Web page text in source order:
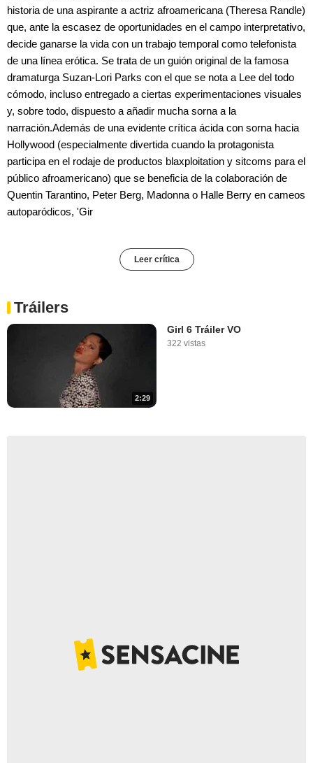
historia de una aspirante a actriz afroamericana (Theresa Randle)
que, ante la escasez de oportunidades en el campo interpretativo,
decide ganarse la vida con un trabajo temporal como telefonista
de una línea erótica. Se trata de un guión original de la famosa
dramaturga Suzan-Lori Parks con el que se nota a Lee del todo
cómodo, incluso entregado a ciertas experimentaciones visuales
y, sobre todo, dispuesto a añadir mucha sorna a la
narración.Además de una evidente crítica ácida con sorna hacia
Hollywood (especialmente divertida cuando la protagonista
participa en el rodaje de productos blaxploitation y sitcoms para el
público afroamericano) que se beneficia de la colaboración de
Quentin Tarantino, Peter Berg, Madonna o Halle Berry en cameos
autoparódicos, 'Gir
Leer crítica
Tráilers
2:29
Girl 6 Tráiler VO
322 vistas